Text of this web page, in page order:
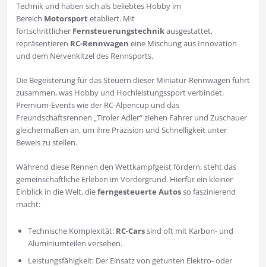
Technik und haben sich als beliebtes Hobby im
Bereich Motorsportetabliert. Mit
fortschrittlicher Fernsteuerungstechnikausgestattet,
repräsentieren RC-Rennwagen eine Mischung aus Innovation
und dem Nervenkitzel des Rennsports.
Die Begeisterung für das Steuern dieser Miniatur-Rennwagen führt
zusammen, was Hobby und Hochleistungssport verbindet.
Premium-Events wie der RC-Alpencup und das
Freundschaftsrennen „Tiroler Adler“ ziehen Fahrer und Zuschauer
gleichermaßen an, um ihre Präzision und Schnelligkeit unter
Beweis zu stellen.
Während diese Rennen den Wettkampfgeist fördern, steht das
gemeinschaftliche Erleben im Vordergrund. Hierfür ein kleiner
Einblick in die Welt, dieferngesteuerte Autosso faszinierend
macht:
Technische Komplexität: RC-Carssind oft mit Karbon- und
Aluminiumteilen versehen.
Leistungsfähigkeit: Der Einsatz von getunten Elektro- oder